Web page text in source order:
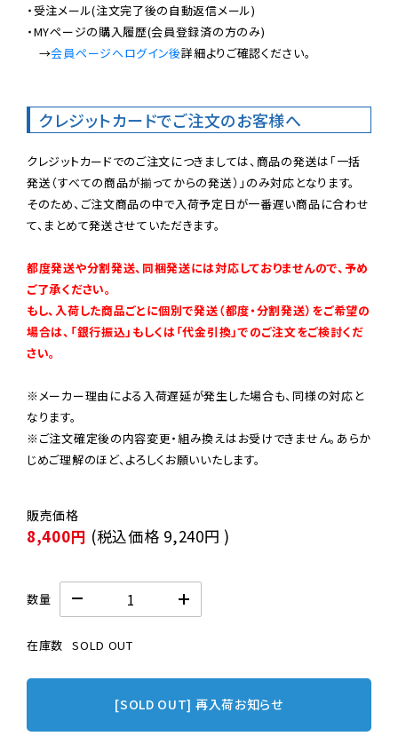
・受注メール(注文完了後の自動返信メール)
・MYページの購入履歴(会員登録済の方のみ)
→会員ページへログイン後詳細よりご確認ください。
クレジットカードでご注文のお客様へ
クレジットカードでのご注文につきましては、商品の発送は「一括
発送（すべての商品が揃ってからの発送）」のみ対応となります。
そのため、ご注文商品の中で入荷予定日が一番遅い商品に合わせ
て、まとめて発送させていただきます。
都度発送や分割発送、同梱発送には対応しておりませんので、予め
ご了承ください。
もし、入荷した商品ごとに個別で発送（都度・分割発送）をご希望の
場合は、「銀行振込」もしくは「代金引換」でのご注文をご検討くだ
さい。
※メーカー理由による入荷遅延が発生した場合も、同様の対応と
なります。
※ご注文確定後の内容変更・組み換えはお受けできません。あらか
じめご理解のほど、よろしくお願いいたします。
8,400円 (税込価格 9,240円 )
数量
在庫数 SOLD OUT
[SOLD OUT] 再入荷お知らせ